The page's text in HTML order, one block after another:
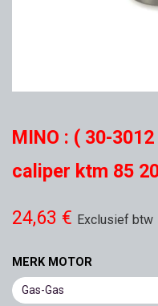
MINO : ( 30-
caliper ktm 85
24,63 € Exclusief btw
MERK MOTOR